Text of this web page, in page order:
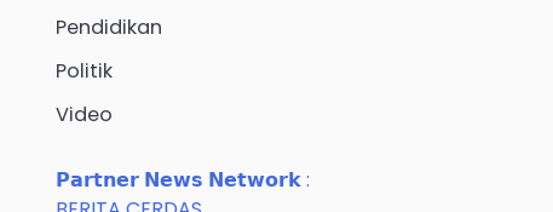
Pendidikan
Politik
Video
𝗣𝗮𝗿𝘁𝗻𝗲𝗿 𝗡𝗲𝘄𝘀 𝗡𝗲𝘁𝘄𝗼𝗿𝗸 :